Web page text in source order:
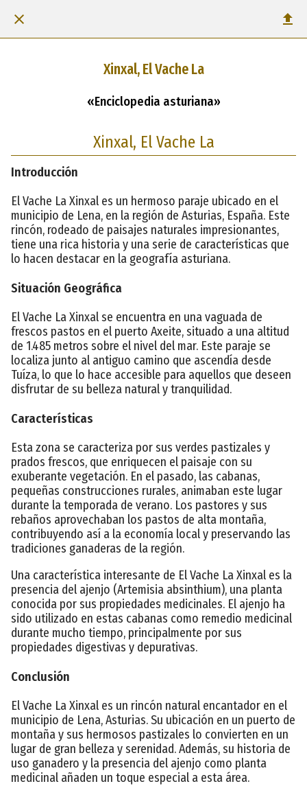
Xinxal, El Vache La
«Enciclopedia asturiana»
Xinxal, El Vache La
Introducción
El Vache La Xinxal es un hermoso paraje ubicado en el
municipio de Lena, en la región de Asturias, España. Este
rincón, rodeado de paisajes naturales impresionantes,
tiene una rica historia y una serie de características que
lo hacen destacar en la geografía asturiana.
Situación Geográfica
El Vache La Xinxal se encuentra en una vaguada de
frescos pastos en el puerto Axeite, situado a una altitud
de 1.485 metros sobre el nivel del mar. Este paraje se
localiza junto al antiguo camino que ascendía desde
Tuíza, lo que lo hace accesible para aquellos que deseen
disfrutar de su belleza natural y tranquilidad.
Características
Esta zona se caracteriza por sus verdes pastizales y
prados frescos, que enriquecen el paisaje con su
exuberante vegetación. En el pasado, las cabanas,
pequeñas construcciones rurales, animaban este lugar
durante la temporada de verano. Los pastores y sus
rebaños aprovechaban los pastos de alta montaña,
contribuyendo así a la economía local y preservando las
tradiciones ganaderas de la región.
Una característica interesante de El Vache La Xinxal es la
presencia del ajenjo (Artemisia absinthium), una planta
conocida por sus propiedades medicinales. El ajenjo ha
sido utilizado en estas cabanas como remedio medicinal
durante mucho tiempo, principalmente por sus
propiedades digestivas y depurativas.
Conclusión
El Vache La Xinxal es un rincón natural encantador en el
municipio de Lena, Asturias. Su ubicación en un puerto de
montaña y sus hermosos pastizales lo convierten en un
lugar de gran belleza y serenidad. Además, su historia de
uso ganadero y la presencia del ajenjo como planta
medicinal añaden un toque especial a esta área.